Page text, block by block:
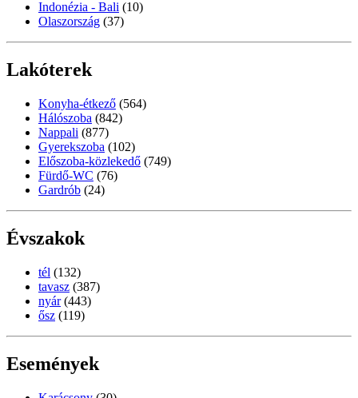
Indonézia - Bali (10)
Olaszország (37)
Lakóterek
Konyha-étkező (564)
Hálószoba (842)
Nappali (877)
Gyerekszoba (102)
Előszoba-közlekedő (749)
Fürdő-WC (76)
Gardrób (24)
Évszakok
tél (132)
tavasz (387)
nyár (443)
ősz (119)
Események